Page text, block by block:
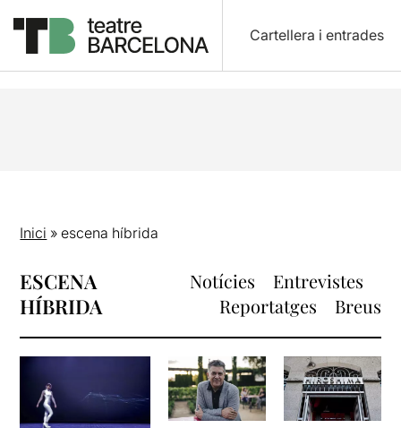
Cartellera i entrades
Inici »escena híbrida
ESCENA
HÍBRIDA
Notícies
Entrevistes
Reportatges
Breus